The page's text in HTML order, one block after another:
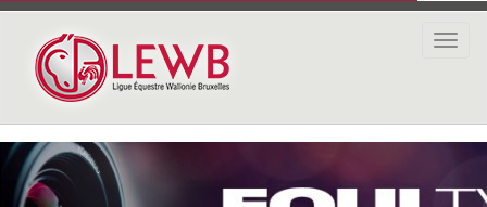
Aller
contenu
principal